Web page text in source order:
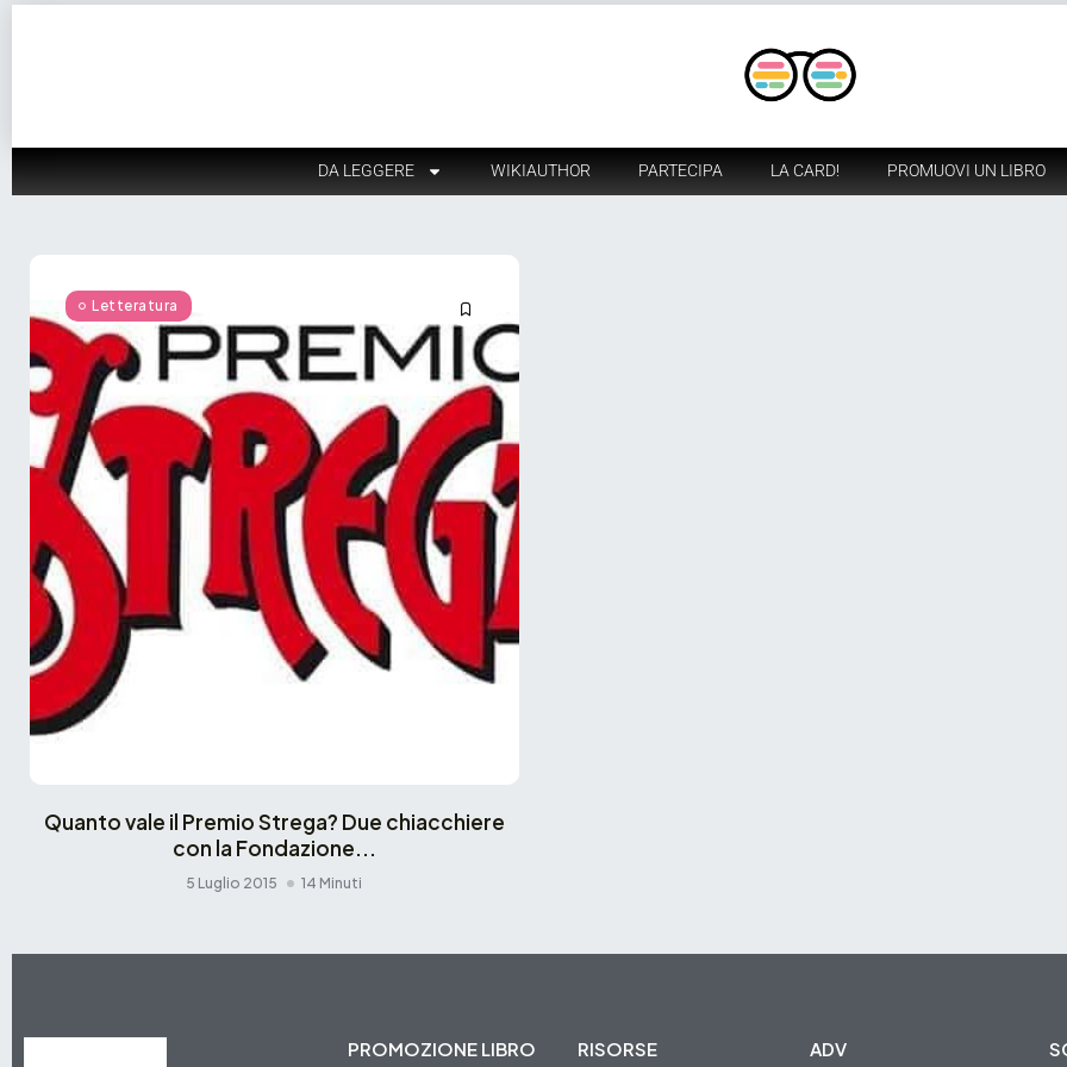
DA LEGGERE WIKIAUTHOR PARTECIPA LA CARD! PROMUOVI UN LIBRO
Letteratura
Quanto vale il Premio Strega? Due chiacchiere
con la Fondazione...
5 Luglio 2015 14 Minuti
PROMOZIONE LIBRO RISORSE ADV